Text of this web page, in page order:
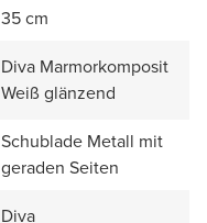
35 cm
Diva Marmorkomposit
Weiß glänzend
Schublade Metall mit
geraden Seiten
Diva